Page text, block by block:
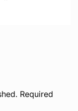
Required